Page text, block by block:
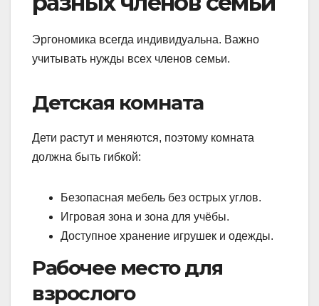
Эргономика всегда индивидуальна. Важно
учитывать нужды всех членов семьи.
Детская комната
Дети растут и меняются, поэтому комната
должна быть гибкой:
Безопасная мебель без острых углов.
Игровая зона и зона для учёбы.
Доступное хранение игрушек и одежды.
Рабочее место для
взрослого